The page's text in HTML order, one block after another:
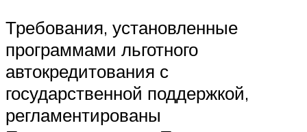
Требования, установленные
программами льготного
автокредитования с
государственной поддержкой,
регламентированы